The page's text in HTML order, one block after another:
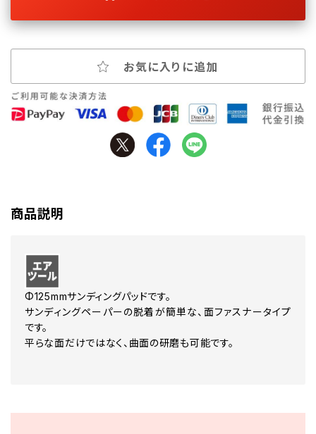
お気に入りに追加
商品説明
Φ125mmサンディングパッドです。
サンディングペーパーの脱着が簡単な、面ファスナータイプ
です。
平らな面だけではなく、曲面の研磨も可能です。